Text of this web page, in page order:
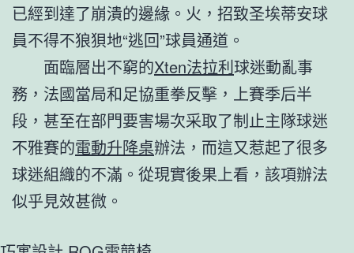
已經到達了崩潰的邊緣。火，招致圣埃蒂安球
員不得不狼狽地“逃回”球員通道。
面臨層出不窮的Xten法拉利球迷動亂事
務，法國當局和足協重拳反擊，上賽季后半
段，甚至在部門要害場次采取了制止主隊球迷
不雅賽的電動升降桌辦法，而這又惹起了很多
球迷組織的不滿。從現實後果上看，該項辦法
似乎見效甚微。